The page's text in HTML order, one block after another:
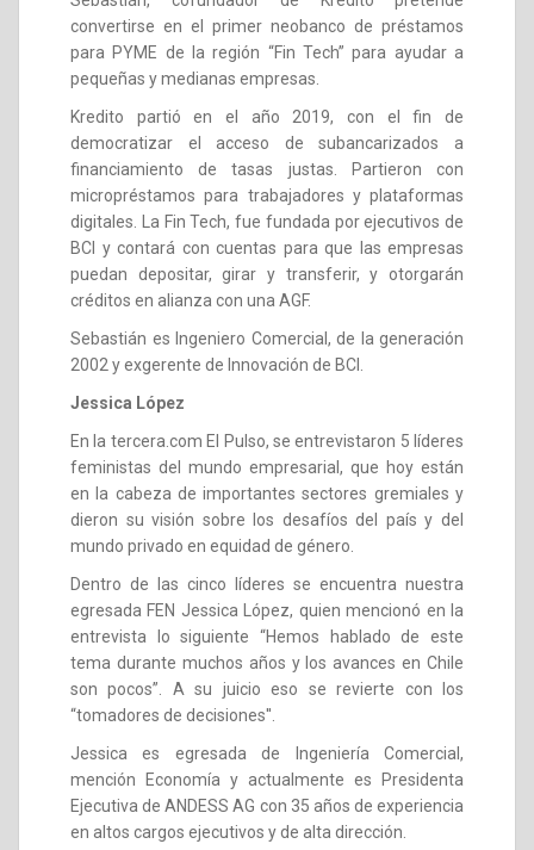
convertirse en el primer neobanco de préstamos
para PYME de la región “Fin Tech” para ayudar a
pequeñas y medianas empresas.
Kredito partió en el año 2019, con el fin de
democratizar el acceso de subancarizados a
financiamiento de tasas justas. Partieron con
micropréstamos para trabajadores y plataformas
digitales. La Fin Tech, fue fundada por ejecutivos de
BCI y contará con cuentas para que las empresas
puedan depositar, girar y transferir, y otorgarán
créditos en alianza con una AGF.
Sebastián es Ingeniero Comercial, de la generación
2002 y exgerente de Innovación de BCI.
Jessica López
En la tercera.com El Pulso, se entrevistaron 5 líderes
feministas del mundo empresarial, que hoy están
en la cabeza de importantes sectores gremiales y
dieron su visión sobre los desafíos del país y del
mundo privado en equidad de género.
Dentro de las cinco líderes se encuentra nuestra
egresada FEN Jessica López, quien mencionó en la
entrevista lo siguiente “Hemos hablado de este
tema durante muchos años y los avances en Chile
son pocos”. A su juicio eso se revierte con los
“tomadores de decisiones''.
Jessica es egresada de Ingeniería Comercial,
mención Economía y actualmente es Presidenta
Ejecutiva de ANDESS AG con 35 años de experiencia
en altos cargos ejecutivos y de alta dirección.